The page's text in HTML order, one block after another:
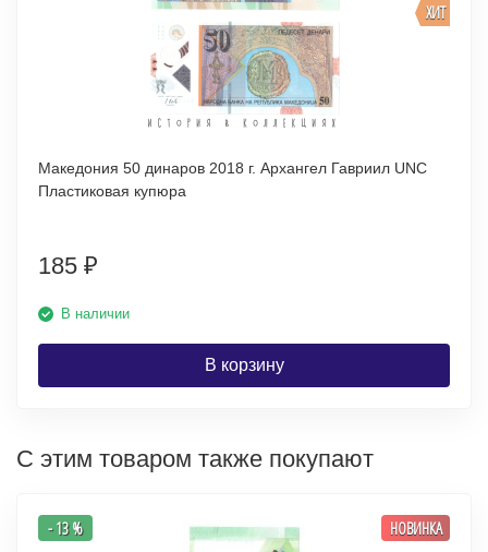
ХИТ
Македония 50 динаров 2018 г. Архангел Гавриил UNC
Пластиковая купюра
185 ₽
В наличии
В корзину
С этим товаром также покупают
- 13 % НОВИНКА